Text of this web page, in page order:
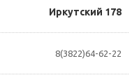
Иркутский 178
8(3822)64-62-22